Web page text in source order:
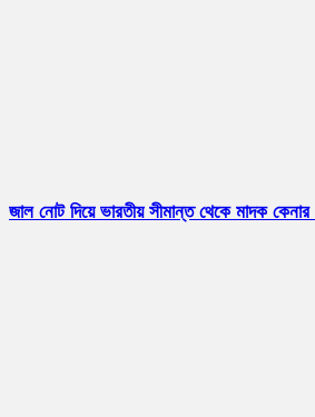
জাল নোট দিয়ে ভারতীয় সীমান্ত থেকে মাদক